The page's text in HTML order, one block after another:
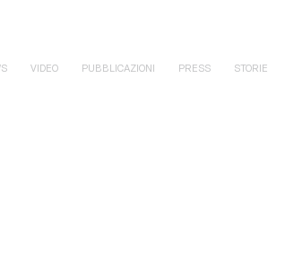
VIDEO PUBBLICAZIONI PRESS STORIE